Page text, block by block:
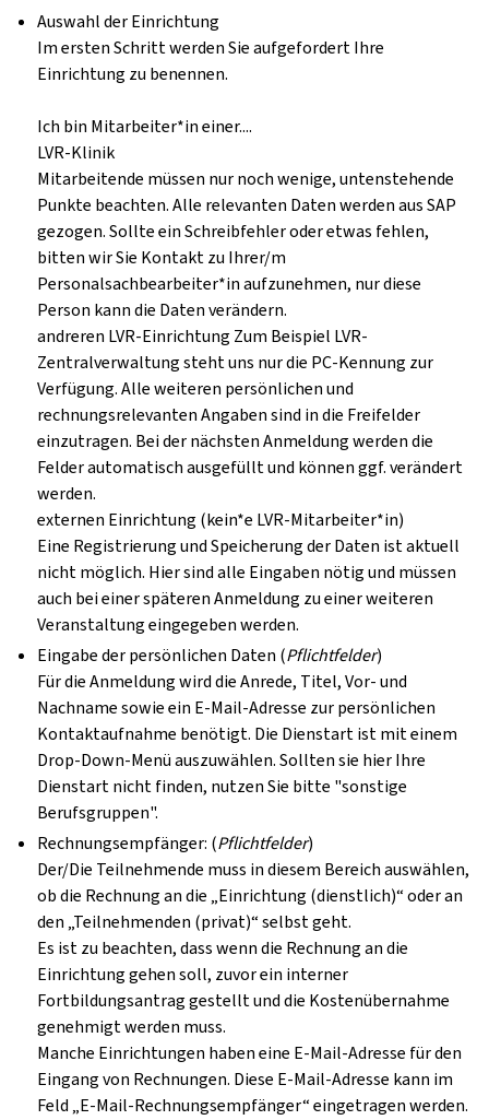
Auswahl der Einrichtung
Im ersten Schritt werden Sie aufgefordert Ihre
Einrichtung zu benennen.
Ich bin Mitarbeiter*in einer....
LVR-Klinik
Mitarbeitende müssen nur noch wenige, untenstehende
Punkte beachten. Alle relevanten Daten werden aus SAP
gezogen. Sollte ein Schreibfehler oder etwas fehlen,
bitten wir Sie Kontakt zu Ihrer/m
Personalsachbearbeiter*in aufzunehmen, nur diese
Person kann die Daten verändern.
andreren LVR-Einrichtung Zum Beispiel LVR-
Zentralverwaltung steht uns nur die PC-Kennung zur
Verfügung. Alle weiteren persönlichen und
rechnungsrelevanten Angaben sind in die Freifelder
einzutragen. Bei der nächsten Anmeldung werden die
Felder automatisch ausgefüllt und können ggf. verändert
werden.
externen Einrichtung (kein*e LVR-Mitarbeiter*in)
Eine Registrierung und Speicherung der Daten ist aktuell
nicht möglich. Hier sind alle Eingaben nötig und müssen
auch bei einer späteren Anmeldung zu einer weiteren
Veranstaltung eingegeben werden.
Eingabe der persönlichen Daten (Pflichtfelder)
Für die Anmeldung wird die Anrede, Titel, Vor- und
Nachname sowie ein E-Mail-Adresse zur persönlichen
Kontaktaufnahme benötigt. Die Dienstart ist mit einem
Drop-Down-Menü auszuwählen. Sollten sie hier Ihre
Dienstart nicht finden, nutzen Sie bitte "sonstige
Berufsgruppen".
Rechnungsempfänger: (Pflichtfelder)
Der/Die Teilnehmende muss in diesem Bereich auswählen,
ob die Rechnung an die „Einrichtung (dienstlich)“ oder an
den „Teilnehmenden (privat)“ selbst geht.
Es ist zu beachten, dass wenn die Rechnung an die
Einrichtung gehen soll, zuvor ein interner
Fortbildungsantrag gestellt und die Kostenübernahme
genehmigt werden muss.
Manche Einrichtungen haben eine E-Mail-Adresse für den
Eingang von Rechnungen. Diese E-Mail-Adresse kann im
Feld „E-Mail-Rechnungsempfänger“ eingetragen werden.